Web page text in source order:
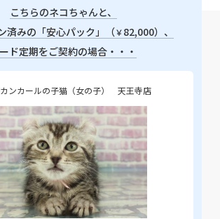
こちらのネコちゃんと、
済みの「安心パック」（￥82,000）、
ド定期をご契約の場合・・・
ンカールの子猫（女の子） 天王寺店